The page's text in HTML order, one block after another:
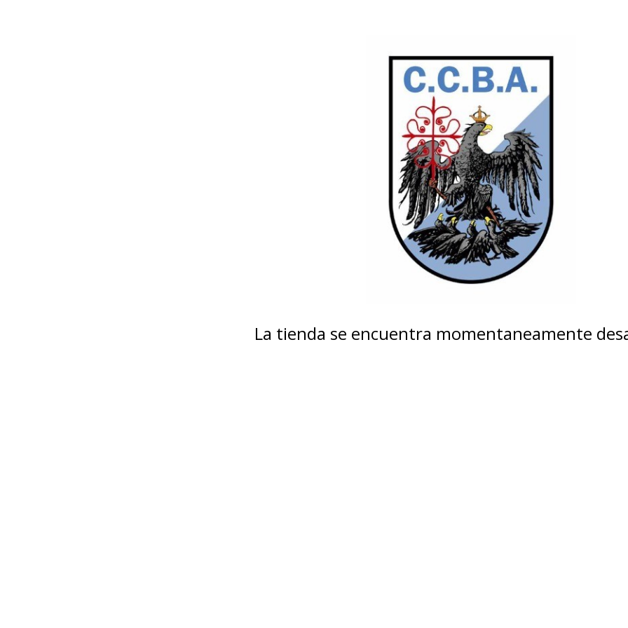
La tienda se encuentra momentaneamente